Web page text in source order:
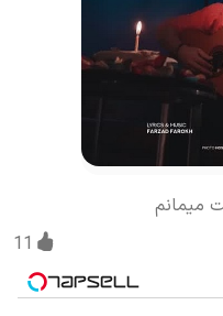
میمانم
11